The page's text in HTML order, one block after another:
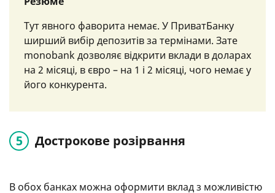
Тут явного фаворита немає. У ПриватБанку
ширший вибір депозитів за термінами. Зате
monobank дозволяє відкрити вклади в доларах
на 2 місяці, в євро – на 1 і 2 місяці, чого немає у
його конкурента.
Дострокове розірвання
В обох банках можна оформити вклад з можливістю